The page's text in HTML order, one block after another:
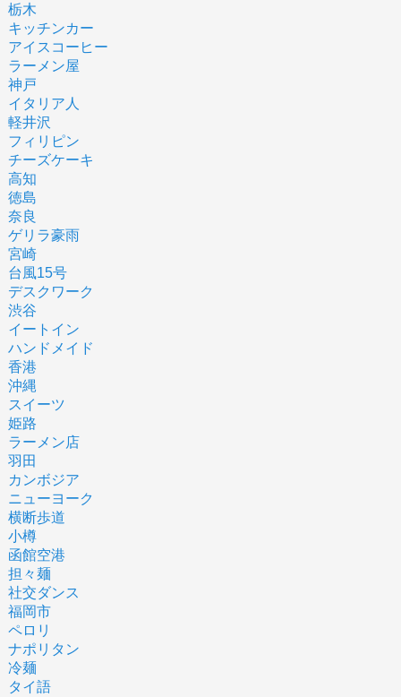
栃木
キッチンカー
アイスコーヒー
ラーメン屋
神戸
イタリア人
軽井沢
フィリピン
チーズケーキ
高知
徳島
奈良
ゲリラ豪雨
宮崎
台風15号
デスクワーク
渋谷
イートイン
ハンドメイド
香港
沖縄
スイーツ
姫路
ラーメン店
羽田
カンボジア
ニューヨーク
横断歩道
小樽
函館空港
担々麺
社交ダンス
福岡市
ペロリ
ナポリタン
冷麺
タイ語